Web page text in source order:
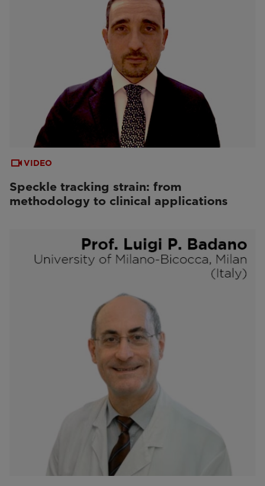
VIDEO
Speckle tracking strain: from
methodology to clinical applications